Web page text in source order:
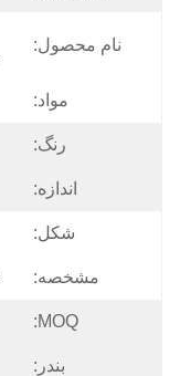
نام محصول:
مواد:
رنگ:
اندازه:
شکل:
مشخصه:
MOQ:
بندر: